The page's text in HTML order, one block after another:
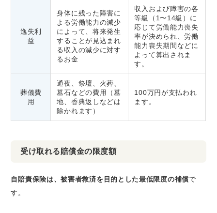
逸失利
益
身体に残った障害に
よる労働能力の減少
によって、将来発生
することが見込まれ
る収入の減少に対す
るお金
収入および障害の各
等級（1〜14級）に
応じて労働能力喪失
率が決められ、労働
能力喪失期間などに
よって算出されま
す。
葬儀費
用
通夜、祭壇、火葬、
墓石などの費用（墓
地、香典返しなどは
除かれます）
100万円が支払われ
ます。
受け取れる賠償金の限度額
自賠責保険は、被害者救済を目的とした最低限度の補償で
す。